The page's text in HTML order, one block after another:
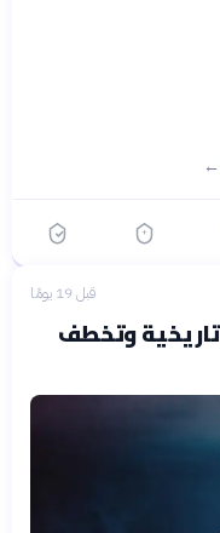
قبل 19 يومًا
وتخطف